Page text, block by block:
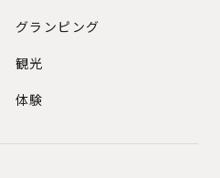
グランピング
観光
体験